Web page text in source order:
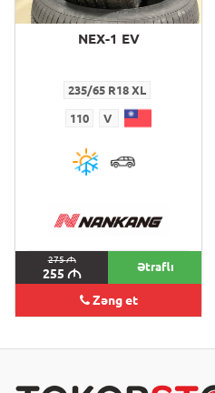
NEX-1 EV
235/65 R18 XL
110 V
275M
255 M Ətraflı
Zəng et